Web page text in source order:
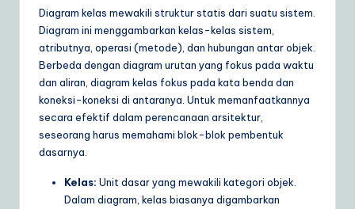
oDiagram kelas mewakili struktur statis dari suatu sistem.
Diagram ini menggambarkan kelas-kelas sistem,
atributnya, operasi (metode), dan hubungan antar objek.
Berbeda dengan diagram urutan yang fokus pada waktu
dan aliran, diagram kelas fokus pada kata benda dan
koneksi-koneksi di antaranya. Untuk memanfaatkannya
secara efektif dalam perencanaan arsitektur,
seseorang harus memahami blok-blok pembentuk
dasarnya.
Kelas: Unit dasar yang mewakili kategori objek.
Dalam diagram, kelas biasanya digambarkan